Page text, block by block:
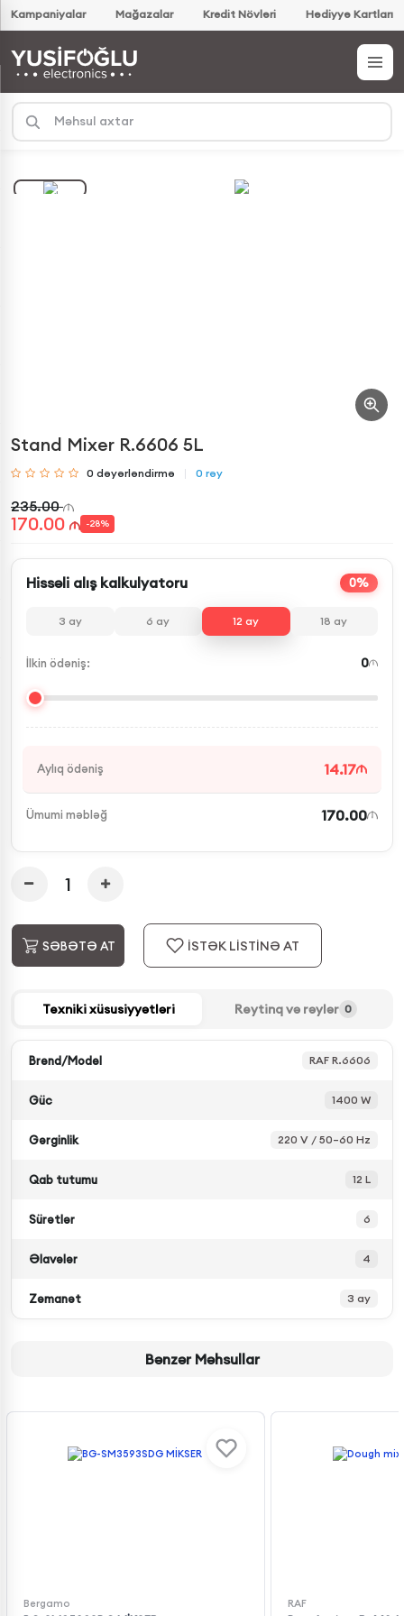
Kampaniyalar Mağazalar Kredit Növləri Hədiyyə Kartları
Stand Mixer R.6606 5L
0 dəyərləndirmə 0 rəy
235.00
170.00 -28%
Hissəli alış kalkulyatoru 0%
3 ay 6 ay 12 ay 18 ay
İlkin ödəniş: 0
Aylıq ödəniş 14.17
Ümumi məbləğ 170.00
SƏBƏTƏ AT İSTƏK LİSTİNƏ AT
Texniki xüsusiyyətləri Reytinq və rəylər 0
Brend/Model RAF R.6606
Güc 1400 W
Gərginlik 220 V / 50–60 Hz
Qab tutumu 12 L
Sürətlər 6
Əlavələr 4
Zəmanət 3 ay
Bənzər Məhsullar
Bergamo RAF